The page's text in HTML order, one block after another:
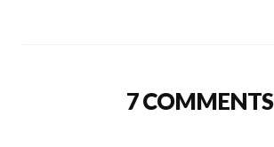
7 COMMENTS